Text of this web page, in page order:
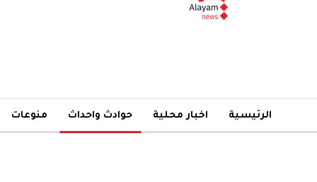
الرئيسية اخبار محلية حوادث واحداث منوعات